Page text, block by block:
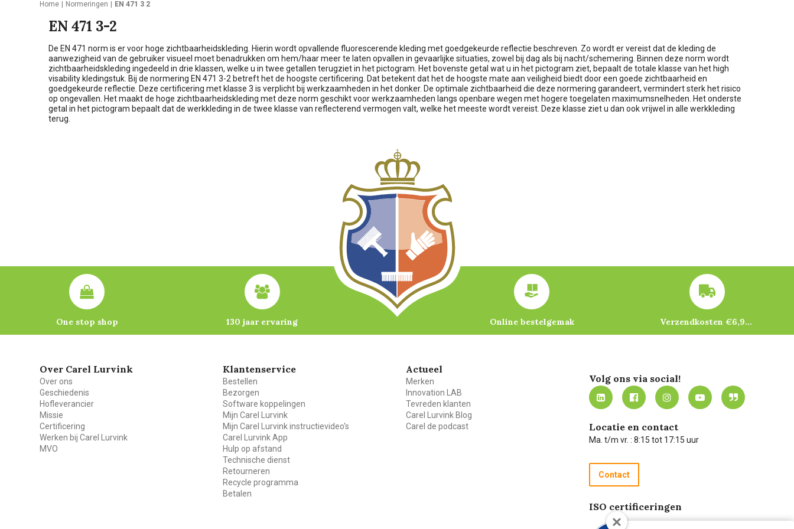
Home Normeringen EN 471 3 2
EN 471 3-2
De EN 471 norm is er voor hoge zichtbaarheidskleding. Hierin wordt opvallende fluorescerende kleding met goedgekeurde reflectie beschreven. Zo wordt er vereist dat de kleding de
aanwezigheid van de gebruiker visueel moet benadrukken om hem/haar meer te laten opvallen in gevaarlijke situaties, zowel bij dag als bij nacht/schemering. Binnen deze norm wordt
zichtbaarheidskleding ingedeeld in drie klassen, welke u in twee getallen terugziet in het pictogram. Het bovenste getal wat u in het pictogram ziet, bepaalt de totale klasse van het high
visability kledingstuk. Bij de normering EN 471 3-2 betreft het de hoogste certificering. Dat betekent dat het de hoogste mate aan veiligheid biedt door een goede zichtbaarheid en
goedgekeurde reflectie. Deze certificering met klasse 3 is verplicht bij werkzaamheden in het donker. De optimale zichtbaarheid die deze normering garandeert, vermindert sterk het risico
op ongevallen. Het maakt de hoge zichtbaarheidskleding met deze norm geschikt voor werkzaamheden langs openbare wegen met hogere toegelaten maximumsnelheden. Het onderste
getal in het pictogram bepaalt dat de werkkleding in de twee klasse van reflecterend vermogen valt, welke het meeste wordt vereist. Deze klasse ziet u dan ook vrijwel in alle werkkleding
terug.
One stop shop 130 jaar ervaring Online bestelgemak Verzendkosten €6,95 – gratis bij je eerste bestelling vanaf €200
Over Carel Lurvink
Over ons
Geschiedenis
Hofleverancier
Missie
Certificering
Werken bij Carel Lurvink
MVO
Klantenservice
Bestellen
Bezorgen
Software koppelingen
Mijn Carel Lurvink
Mijn Carel Lurvink instructievideo's
Carel Lurvink App
Hulp op afstand
Technische dienst
Retourneren
Recycle programma
Betalen
Actueel
Merken
Innovation LAB
Tevreden klanten
Carel Lurvink Blog
Carel de podcast
Volg ons via social!
Locatie en contact
Ma. t/m vr. : 8:15 tot 17:15 uur
Contact
ISO certificeringen